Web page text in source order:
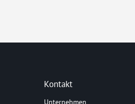
Kontakt
Unternehmen